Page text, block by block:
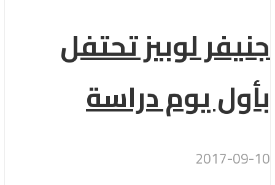
جنيفر لوبيز تحتفل
بأول يوم دراسة
2017-09-10